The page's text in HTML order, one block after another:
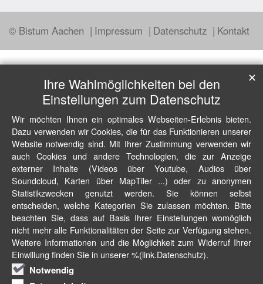
© Bistum Aachen Impressum Datenschutz Kontakt
Ihre Wahlmöglichkeiten bei den
Einstellungen zum Datenschutz
Wir möchten Ihnen ein optimales Webseiten-Erlebnis bieten.
Dazu verwenden wir Cookies, die für das Funktionieren unserer
Website notwendig sind. Mit Ihrer Zustimmung verwenden wir
auch Cookies und andere Technologien, die zur Anzeige
externer Inhalte (Videos über Youtube, Audios über
Soundcloud, Karten über MapTiler ...) oder zu anonymen
Statistikzwecken genutzt werden. Sie können selbst
entscheiden, welche Kategorien Sie zulassen möchten. Bitte
beachten Sie, dass auf Basis Ihrer Einstellungen womöglich
nicht mehr alle Funktionalitäten der Seite zur Verfügung stehen.
Weitere Informationen und die Möglichkeit zum Widerruf Ihrer
Einwillung finden Sie in unserer %(link.Datenschutz).
Notwendig
✕